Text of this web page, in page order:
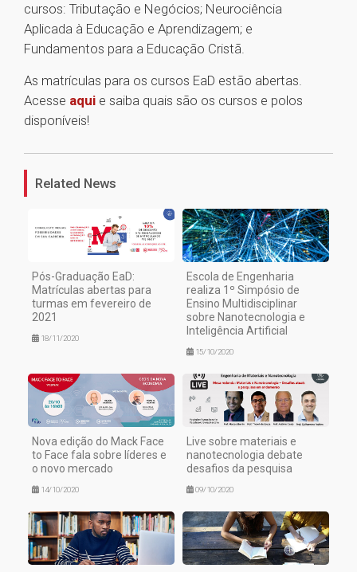
cursos: Tributação e Negócios; Neurociência
Aplicada à Educação e Aprendizagem; e
Fundamentos para a Educação Cristã.
As matrículas para os cursos EaD estão abertas.
Acesse aqui e saiba quais são os cursos e polos
disponíveis!
Related News
Pós-Graduação EaD:
Matrículas abertas para
turmas em fevereiro de
2021
18/11/2020
Escola de Engenharia
realiza 1º Simpósio de
Ensino Multidisciplinar
sobre Nanotecnologia e
Inteligência Artificial
15/10/2020
Nova edição do Mack Face
to Face fala sobre líderes e
o novo mercado
14/10/2020
Live sobre materiais e
nanotecnologia debate
desafios da pesquisa
09/10/2020